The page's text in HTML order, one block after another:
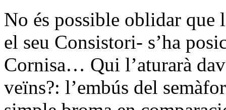
No és possible oblidar que
el seu Consistori- s’ha
Cornisa… Qui l’aturarà
veïns?: l’embús del